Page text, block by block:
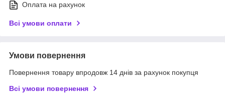
Оплата на рахунок
Всі умови оплати
Умови повернення
Повернення товару впродовж 14 днів за рахунок покупця
Всі умови повернення